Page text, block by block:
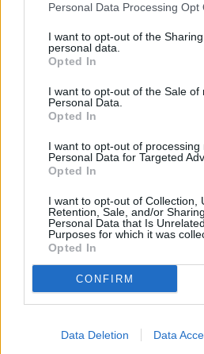
negar su consentimiento. Tenga en
de su consentimiento, pero usted
rechazar tal procesamiento. Sus
cualquier momento entrando de
visitando nuestra política de
Personal Data Processing Opt
I want to opt-out of the
personal data.
Opted In
I want to opt-out of the Sale of
Personal Data.
Opted In
I want to opt-out of processing
Personal Data for Targeted
Opted In
I want to opt-out of Collection,
Retention, Sale, and/or
Personal Data that Is
Purposes for which it was
Opted In
CONFIRM
Data Deletion Data